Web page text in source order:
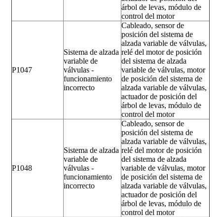
árbol de levas, módulo de
control del motor
P1047
Sistema de alzada
variable de
válvulas -
funcionamiento
incorrecto
Cableado, sensor de
posición del sistema de
alzada variable de válvulas,
relé del motor de posición
del sistema de alzada
variable de válvulas, motor
de posición del sistema de
alzada variable de válvulas,
actuador de posición del
árbol de levas, módulo de
control del motor
P1048
Sistema de alzada
variable de
válvulas -
funcionamiento
incorrecto
Cableado, sensor de
posición del sistema de
alzada variable de válvulas,
relé del motor de posición
del sistema de alzada
variable de válvulas, motor
de posición del sistema de
alzada variable de válvulas,
actuador de posición del
árbol de levas, módulo de
control del motor